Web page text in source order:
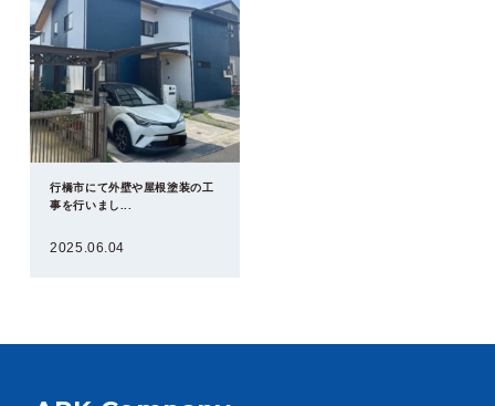
行橋市にて外壁や屋根塗装の工
事を行いまし...
2025.06.04